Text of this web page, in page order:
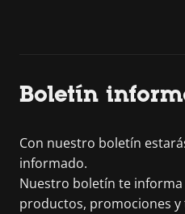
Boletín
Con nuestro boletín
informado.
Nuestro boletín te
productos, promociones